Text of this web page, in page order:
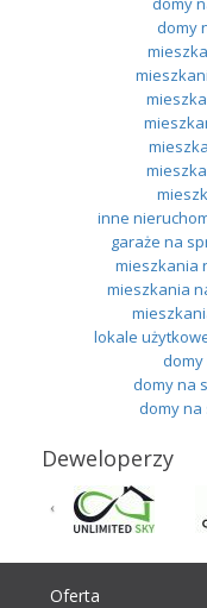
domy
inne
garaże na
mieszkania
mieszkania
lokale
domy na
domy na
Deweloperzy
Oferta